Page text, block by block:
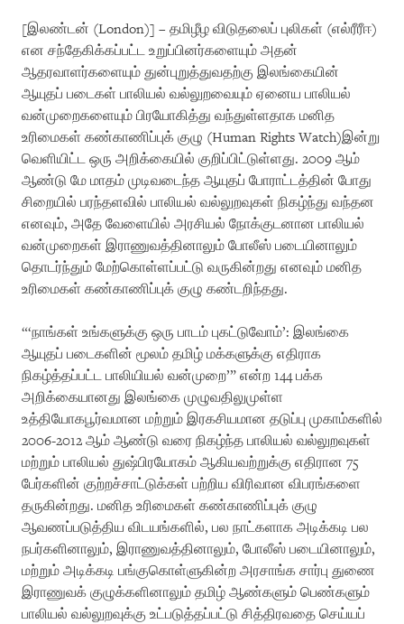
[இலண்டன் (London)] – தமிழீழ விடுதலைப் புலிகள் (எல்ரீரீஈ)
என சந்தேகிக்கப்பட்ட உறுப்பினர்களையும் அதன்
ஆதரவாளர்களையும் துன்புறுத்துவதற்கு இலங்கையின்
ஆயுதப் படைகள் பாலியல் வல்லுறவையும் ஏனைய பாலியல்
வன்முறைகளையும் பிரயோகித்து வந்துள்ளதாக மனித
உரிமைகள் கண்காணிப்புக் குழு (Human Rights Watch)இன்று
வெளியிட்ட ஒரு அறிக்கையில் குறிப்பிட்டுள்ளது. 2009 ஆம்
ஆண்டு மே மாதம் முடிவடைந்த ஆயுதப் போராட்டத்தின் போது
சிறையில் பரந்தளவில் பாலியல் வல்லுறவுகள் நிகழ்ந்து வந்தன
எனவும், அதே வேளையில் அரசியல் நோக்குடனான பாலியல்
வன்முறைகள் இராணுவத்தினாலும் போலீஸ் படையினாலும்
தொடர்ந்தும் மேற்கொள்ளப்பட்டு வருகின்றது எனவும் மனித
உரிமைகள் கண்காணிப்புக் குழு கண்டறிந்தது.
“‘நாங்கள் உங்களுக்கு ஒரு பாடம் புகட்டுவோம்’: இலங்கை
ஆயுதப் படைகளின் மூலம் தமிழ் மக்களுக்கு எதிராக
நிகழ்த்தப்பட்ட பாலியியல் வன்முறை’” என்ற 144 பக்க
அறிக்கையானது இலங்கை முழுவதிலுமுள்ள
உத்தியோகபூர்வமான மற்றும் இரகசியமான தடுப்பு முகாம்களில்
2006-2012 ஆம் ஆண்டு வரை நிகழ்ந்த பாலியல் வல்லுறவுகள்
மற்றும் பாலியல் துஷ்பிரயோகம் ஆகியவற்றுக்கு எதிரான 75
பேர்களின் குற்றச்சாட்டுக்கள் பற்றிய விரிவான விபரங்களை
தருகின்றது. மனித உரிமைகள் கண்காணிப்புக் குழு
ஆவணப்படுத்திய விடயங்களில், பல நாட்களாக அடிக்கடி பல
நபர்களினாலும், இராணுவத்தினாலும், போலீஸ் படையினாலும்,
மற்றும் அடிக்கடி பங்குகொள்ளுகின்ற அரசாங்க சார்பு துணை
இராணுவக் குழுக்களினாலும் தமிழ் ஆண்களும் பெண்களும்
பாலியல் வல்லுறவுக்கு உட்படுத்தப்பட்டு சித்திரவதை செய்யப்